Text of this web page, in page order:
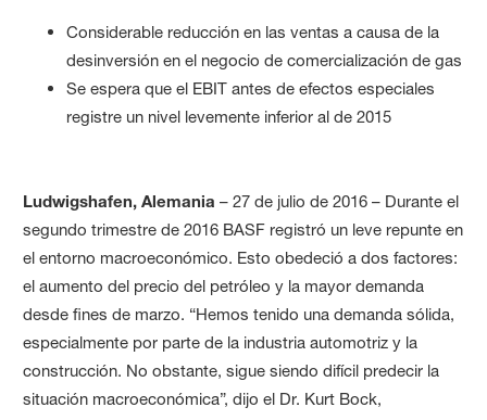
Considerable reducción en las ventas a causa de la
desinversión en el negocio de comercialización de gas
Se espera que el EBIT antes de efectos especiales
registre un nivel levemente inferior al de 2015
Ludwigshafen, Alemania – 27 de julio de 2016 – Durante el
segundo trimestre de 2016 BASF registró un leve repunte en
el entorno macroeconómico. Esto obedeció a dos factores:
el aumento del precio del petróleo y la mayor demanda
desde fines de marzo. “Hemos tenido una demanda sólida,
especialmente por parte de la industria automotriz y la
construcción. No obstante, sigue siendo difícil predecir la
situación macroeconómica”, dijo el Dr. Kurt Bock,